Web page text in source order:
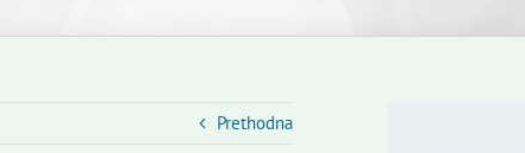
Prethodna